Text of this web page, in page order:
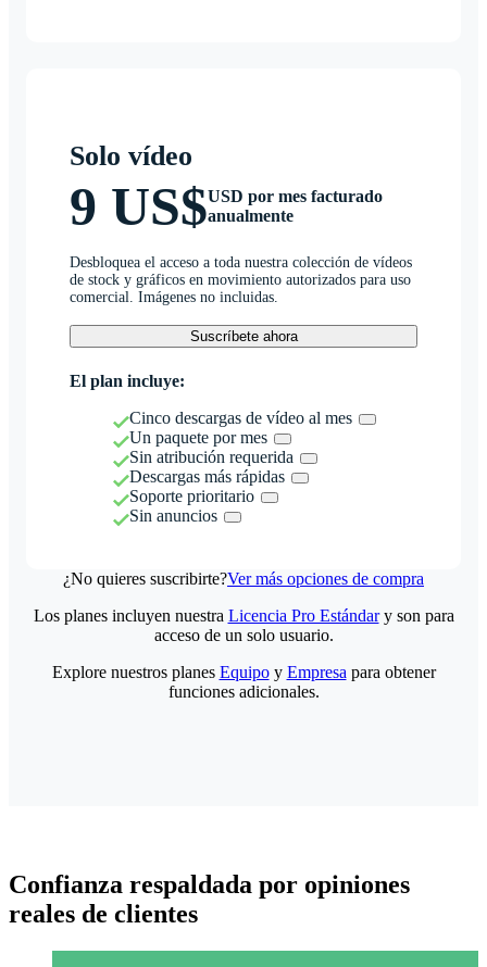
Solo vídeo
9 US$USD por mes facturado
anualmente
Desbloquea el acceso a toda nuestra colección de vídeos
de stock y gráficos en movimiento autorizados para uso
comercial. Imágenes no incluidas.
Suscríbete ahora
El plan incluye:
Cinco descargas de vídeo al mes
Un paquete por mes
Sin atribución requerida
Descargas más rápidas
Soporte prioritario
Sin anuncios
¿No quieres suscribirte?Ver más opciones de compra
Los planes incluyen nuestra Licencia Pro Estándary son para
acceso de un solo usuario.
Explore nuestros planes Equipoy Empresa para obtener
funciones adicionales.
Confianza respaldada por opiniones
reales de clientes